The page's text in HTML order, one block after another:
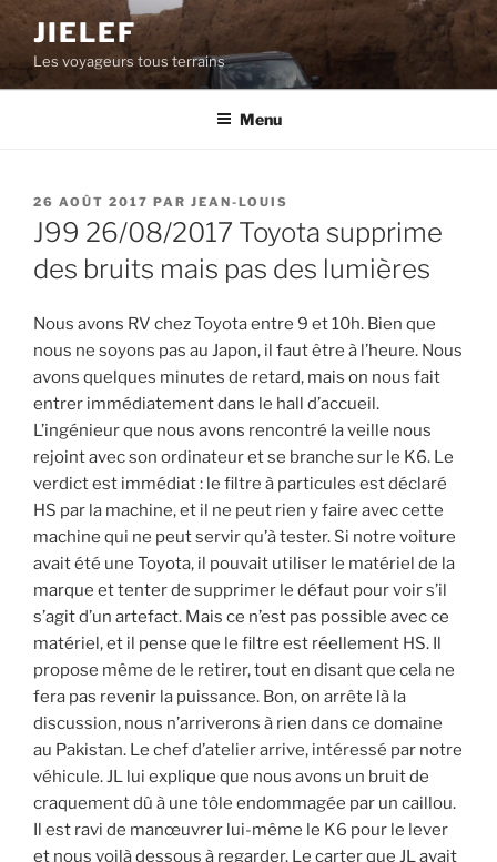
Aller
contenu
principal
JIELEF
Les voyageurs tous terrains
Menu
PUBLIÉ
LE
26 AOÛT 2017 PAR JEAN-LOUIS
J99 26/08/2017 Toyota supprime
des bruits mais pas des lumières
Nous avons RV chez Toyota entre 9 et 10h. Bien que
nous ne soyons pas au Japon, il faut être à l’heure. Nous
avons quelques minutes de retard, mais on nous fait
entrer immédiatement dans le hall d’accueil.
L’ingénieur que nous avons rencontré la veille nous
rejoint avec son ordinateur et se branche sur le K6. Le
verdict est immédiat : le filtre à particules est déclaré
HS par la machine, et il ne peut rien y faire avec cette
machine qui ne peut servir qu’à tester. Si notre voiture
avait été une Toyota, il pouvait utiliser le matériel de la
marque et tenter de supprimer le défaut pour voir s’il
s’agit d’un artefact. Mais ce n’est pas possible avec ce
matériel, et il pense que le filtre est réellement HS. Il
propose même de le retirer, tout en disant que cela ne
fera pas revenir la puissance. Bon, on arrête là la
discussion, nous n’arriverons à rien dans ce domaine
au Pakistan. Le chef d’atelier arrive, intéressé par notre
véhicule. JL lui explique que nous avons un bruit de
craquement dû à une tôle endommagée par un caillou.
Il est ravi de manœuvrer lui-même le K6 pour le lever
et nous voilà dessous à regarder. Le carter que JL avait